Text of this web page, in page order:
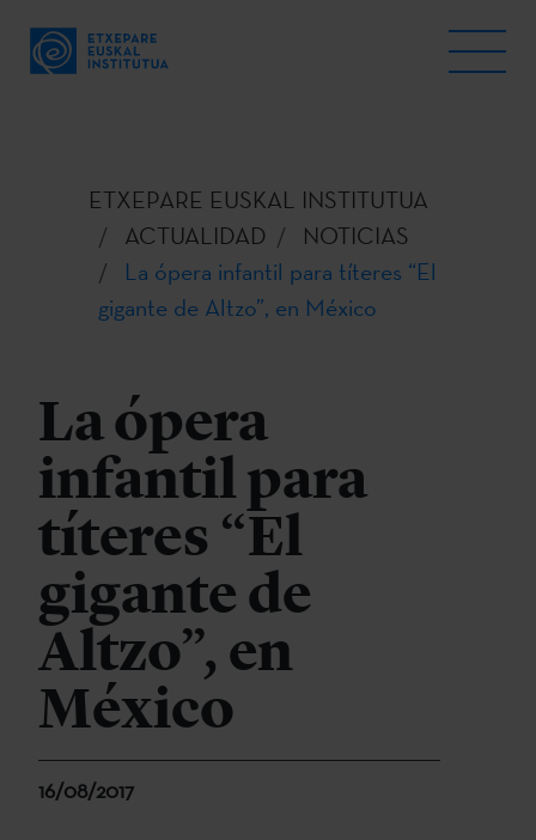
ETXEPARE EUSKAL INSTITUTUA
ACTUALIDAD
NOTICIAS
La ópera infantil para títeres “El
gigante de Altzo”, en México
La ópera
infantil para
títeres “El
gigante de
Altzo”, en
México
16/08/2017